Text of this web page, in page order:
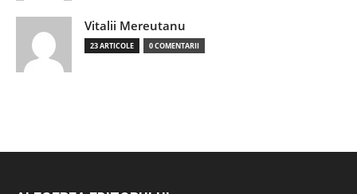
Vitalii Mereutanu
23 ARTICOLE 0 COMENTARII